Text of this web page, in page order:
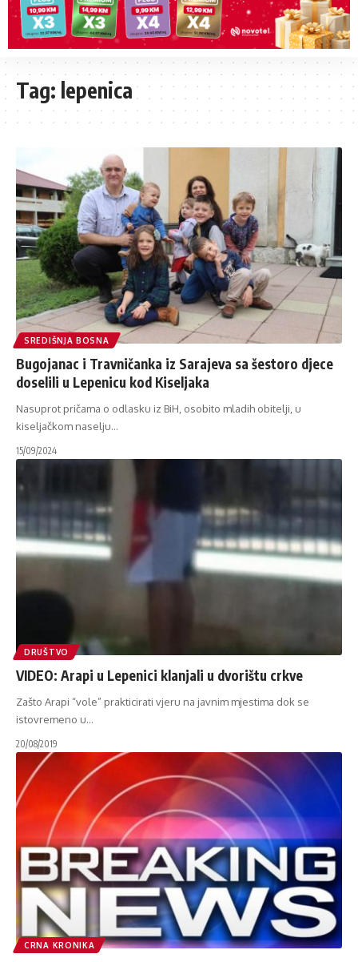
Tag: lepenica
SREDIŠNJA BOSNA
Bugojanac i Travničanka iz Sarajeva sa šestoro djece
doselili u Lepenicu kod Kiseljaka
Nasuprot pričama o odlasku iz BiH, osobito mladih obitelji, u
kiseljačkom naselju…
15/09/2024
DRUŠTVO
VIDEO: ​Arapi u Lepenici klanjali u dvorištu crkve
Zašto Arapi “vole” prakticirati vjeru na javnim mjestima dok se
istovremeno u…
20/08/2019
CRNA KRONIKA